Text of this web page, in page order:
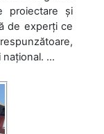
proiectare și
de experți ce
...